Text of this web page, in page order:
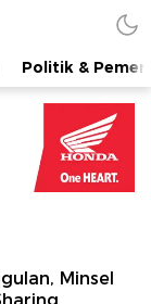
Politik &
Minsel